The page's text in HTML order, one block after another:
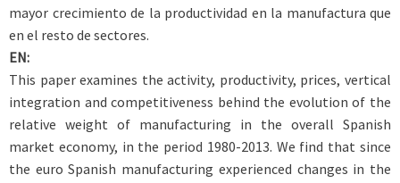
mayor crecimiento de la productividad en la manufactura que
en el resto de sectores.
EN:
This paper examines the activity, productivity, prices, vertical
integration and competitiveness behind the evolution of the
relative weight of manufacturing in the overall Spanish
market economy, in the period 1980-2013. We find that since
the euro Spanish manufacturing experienced changes in the